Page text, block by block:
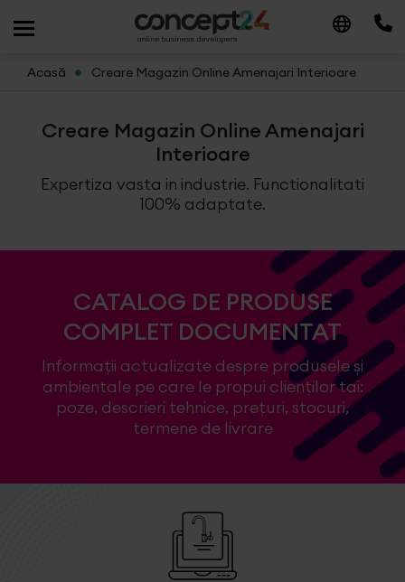
Acasă Creare Magazin Online Amenajari Interioare
Creare Magazin Online Amenajari
Interioare
Expertiza vasta in industrie. Functionalitati
100% adaptate.
CATALOG DE PRODUSE
COMPLET DOCUMENTAT
Informaţii actualizate despre produsele şi
ambientale pe care le propui clienţilor tai:
poze, descrieri tehnice, preţuri, stocuri,
termene de livrare